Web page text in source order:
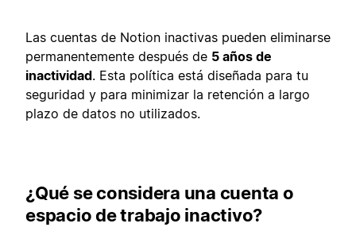
Las cuentas de Notion inactivas pueden eliminarse
permanentemente después de 5 años de
inactividad. Esta política está diseñada para tu
seguridad y para minimizar la retención a largo
plazo de datos no utilizados.
¿Qué se considera una cuenta o
espacio de trabajo inactivo?